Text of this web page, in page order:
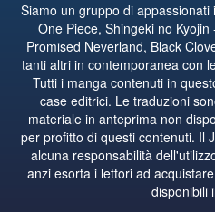
Siamo un gruppo di
One Piece, Shingeki no
Promised Neverland, Black
tanti altri in contemporanea con
Tutti i manga contenuti in
case editrici. Le traduzioni
materiale in anteprima non
per profitto di questi contenuti. Il
alcuna responsabilità
anzi esorta i lettori ad
disponibili